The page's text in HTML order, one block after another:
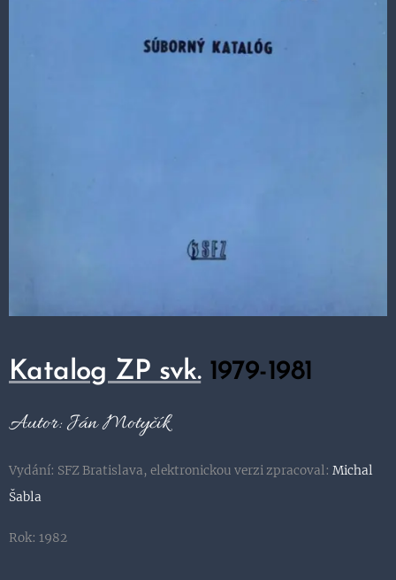
Katalog ZP svk. 1979-1981
Autor: Ján Motyčík
Vydání: SFZ Bratislava, elektronickou verzi zpracoval: Michal
Šabla
Rok: 1982